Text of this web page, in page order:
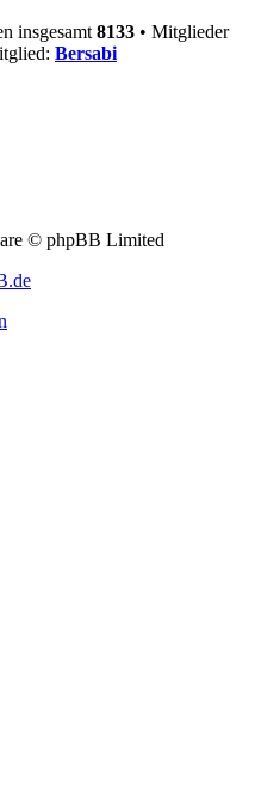
insgesamt 8133 • Mitglieder
Bersabi
© phpBB Limited